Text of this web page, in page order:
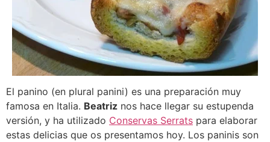
El panino (en plural panini) es una preparación muy
famosa en Italia. Beatriz nos hace llegar su estupenda
versión, y ha utilizado Conservas Serrats para elaborar
estas delicias que os presentamos hoy. Los paninis son